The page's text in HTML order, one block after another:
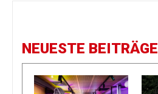
NEUESTE BEITRÄGE